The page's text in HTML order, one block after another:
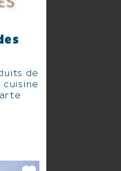
de